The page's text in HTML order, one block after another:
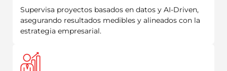
Supervisa proyectos basados en datos y AI-Driven,
asegurando resultados medibles y alineados con la
estrategia empresarial.